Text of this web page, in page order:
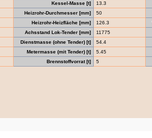
Kessel-Masse [t] 13.3
Heizrohr-Durchmesser [mm] 50
Heizrohr-Heizfläche [mm] 126.3
Achsstand Lok-Tender [mm] 11775
Dienstmasse (ohne Tender) [t] 54.4
Metermasse (mit Tender) [t] 5.45
Brennstoffvorrat [t] 5